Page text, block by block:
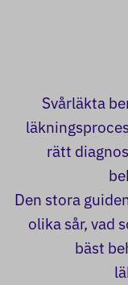
Svårläkta
rätt
Den stora
olika sår, vad
bäst